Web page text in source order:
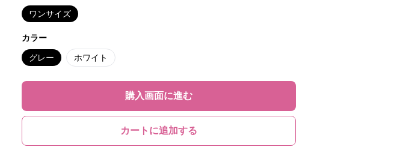
slide
ワンサイズ
カラー
グレー ホワイト
購入画面に進む
カートに追加する